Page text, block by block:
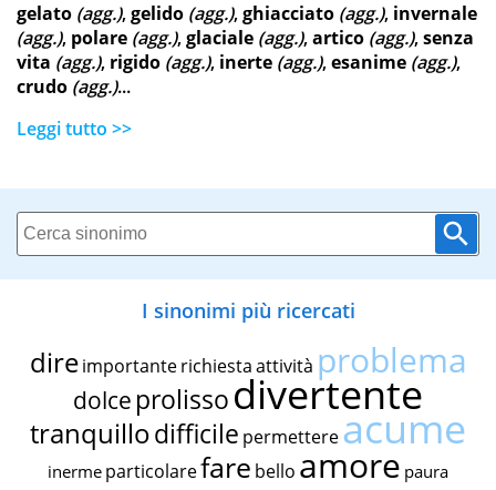
gelato (agg.),gelido (agg.),ghiacciato (agg.), invernale
(agg.), polare (agg.),glaciale (agg.),artico (agg.),senza
vita (agg.), rigido (agg.), inerte (agg.),esanime (agg.),
crudo (agg.)...
Leggi tutto >>
I sinonimi più ricercati
dire importante richiestaattività problema
dolce prolissodivertente
tranquillodifficile permettereacume
inerme particolarefare bello amore paura